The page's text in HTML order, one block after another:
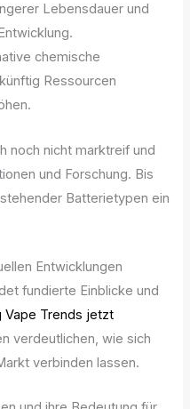
Lebensdauer und
chemische
Ressourcen
noch nicht marktreif und
und Forschung. Bis
Batterietypen ein
Entwicklungen
fundierte Einblicke und
Vape Trends jetzt
verdeutlichen, wie sich
verbinden lassen.